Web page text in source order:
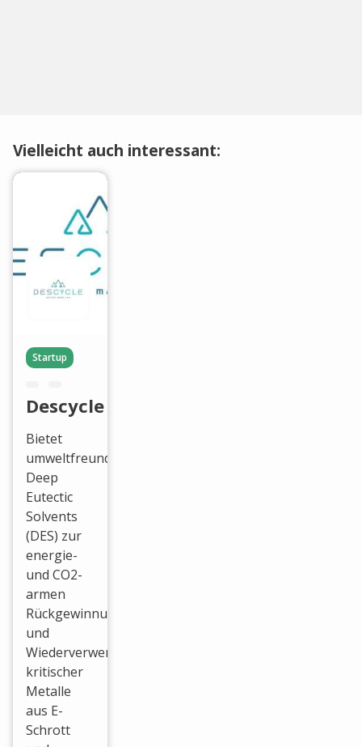
Vielleicht auch interessant:
Startup
Descycle
Bietet
umweltfreundliche
Deep
Eutectic
Solvents
(DES) zur
energie-
und CO2-
armen
Rückgewinnung
und
Wiederverwertung
kritischer
Metalle
aus E-
Schrott